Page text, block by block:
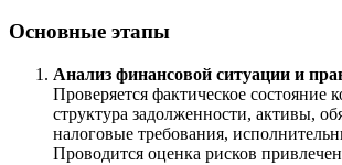
Основные этапы
Анализ финансовой ситуации и
Проверяется фактическое состояние
структура задолженности, активы,
налоговые требования,
Проводится оценка рисков